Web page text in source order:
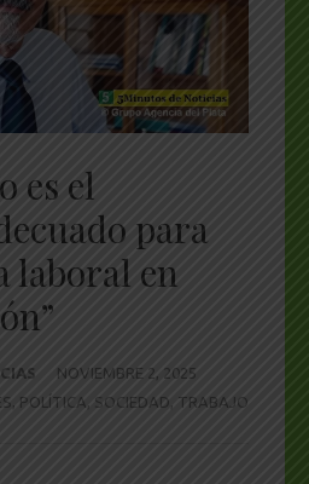
es el
para
laboral en
NOVIEMBRE 2, 2025
, POLÍTICA SOCIEDAD TRABAJO